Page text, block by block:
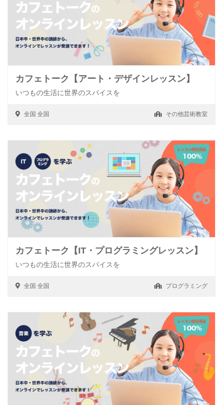
カフェトーク【アート・デザインレッスン】
いつもの生活に世界のスパイスを
全国 全国 その他芸術教室
カフェトーク【IT・プログラミングレッスン】
いつもの生活に世界のスパイスを
全国 全国 プログラミング